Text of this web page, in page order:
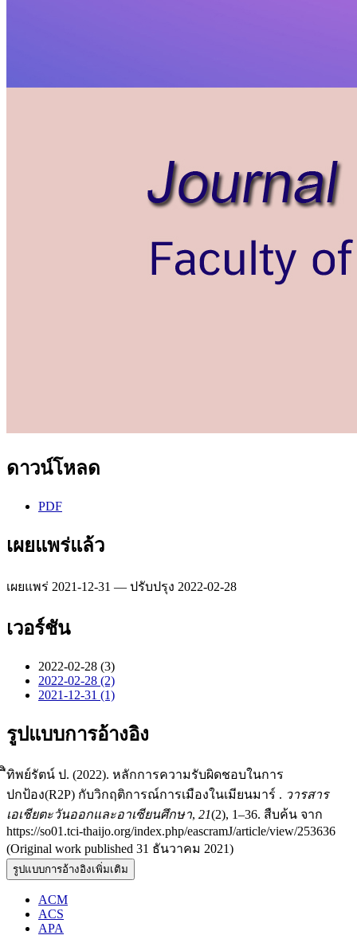
ดาวน์โหลด
PDF
เผยแพร่แล้ว
เผยแพร่ 2021-12-31 — ปรับปรุง 2022-02-28
เวอร์ชัน
2022-02-28 (3)
2022-02-28 (2)
2021-12-31 (1)
รูปแบบการอ้างอิง
ืิทิพย์รัตน์ ป. (2022). หลักการความรับผิดชอบในการ
ปกป้อง(R2P) กับวิกฤติการณ์การเมืองในเมียนมาร์ . วารสาร
เอเชียตะวันออกและอาเซียนศึกษา, 21(2), 1–36. สืบค้น จาก
https://so01.tci-thaijo.org/index.php/eascramJ/article/view/253636
(Original work published 31 ธันวาคม 2021)
รูปแบบการอ้างอิงเพิ่มเติม
ACM
ACS
APA